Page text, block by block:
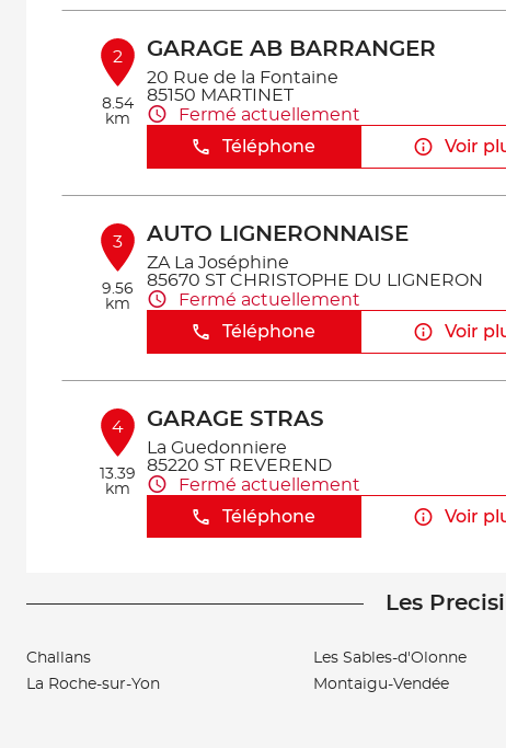
2
8.54
km
GARAGE AB BARRANGER
20 Rue de la Fontaine
85150 MARTINET
Fermé actuellement
Téléphone
Voir
3
9.56
km
AUTO LIGNERONNAISE
ZA La Joséphine
85670 ST CHRISTOPHE DU LIGNERON
Fermé actuellement
Téléphone
Voir
4
13.39
km
GARAGE STRAS
La Guedonniere
85220 ST REVEREND
Fermé actuellement
Téléphone
Voir
OUEST GARAGE SERVICE
85190 VENANSAULT
Les
Challans
La Roche-sur-Yon
Les Sables-d'Olonne
Montaigu-Vendée